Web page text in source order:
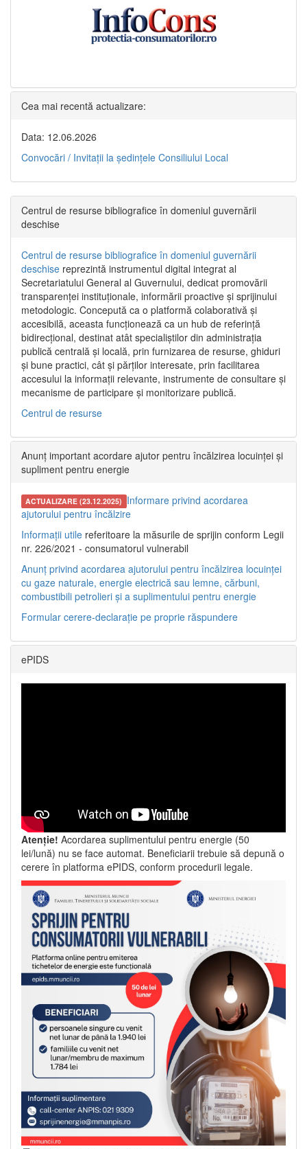
Cea mai recentă actualizare:
Data: 12.06.2026
Convocări / Invitaţii la şedinţele Consiliului Local
Centrul de resurse bibliografice în domeniul guvernării
deschise
Centrul de resurse bibliografice în domeniul guvernării
deschise reprezintă instrumentul digital integrat al
Secretariatului General al Guvernului, dedicat promovării
transparenței instituționale, informării proactive și sprijinului
metodologic. Concepută ca o platformă colaborativă și
accesibilă, aceasta funcționează ca un hub de referință
bidirecțional, destinat atât specialiștilor din administrația
publică centrală și locală, prin furnizarea de resurse, ghiduri
și bune practici, cât și părților interesate, prin facilitarea
accesului la informații relevante, instrumente de consultare și
mecanisme de participare și monitorizare publică.
Centrul de resurse
Anunț important acordare ajutor pentru încălzirea locuinței și
supliment pentru energie
ACTUALIZARE (23.12.2025) Informare privind acordarea
ajutorului pentru încălzire
Informații utile referitoare la măsurile de sprijin conform Legii
nr. 226/2021 - consumatorul vulnerabil
Anunț privind acordarea ajutorului pentru încălzirea locuinței
cu gaze naturale, energie electrică sau lemne, cărbuni,
combustibili petrolieri și a suplimentului pentru energie
Formular cerere-declarație pe proprie răspundere
ePIDS
Atenție! Acordarea suplimentului pentru energie (50
lei/lună) nu se face automat. Beneficiarii trebuie să depună o
cerere în platforma ePIDS, conform procedurii legale.